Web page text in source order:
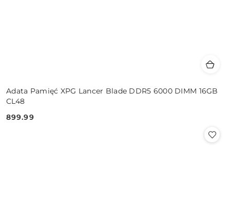
Adata Pamięć XPG Lancer Blade DDR5 6000 DIMM 16GB
CL48
Cena:
899.99